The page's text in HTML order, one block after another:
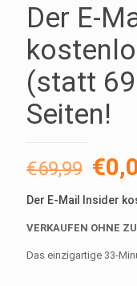
Der E-
(statt
Seiten!
€69,99 €
Der E-Mail Insider
VERKAUFEN OHNE
Das einzigartige 33-